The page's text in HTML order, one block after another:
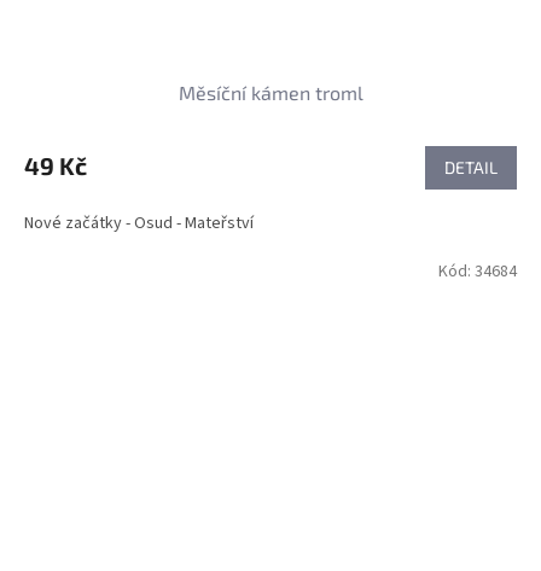
Měsíční kámen troml
49 Kč DETAIL
Nové začátky - Osud - Mateřství
Kód: 34684